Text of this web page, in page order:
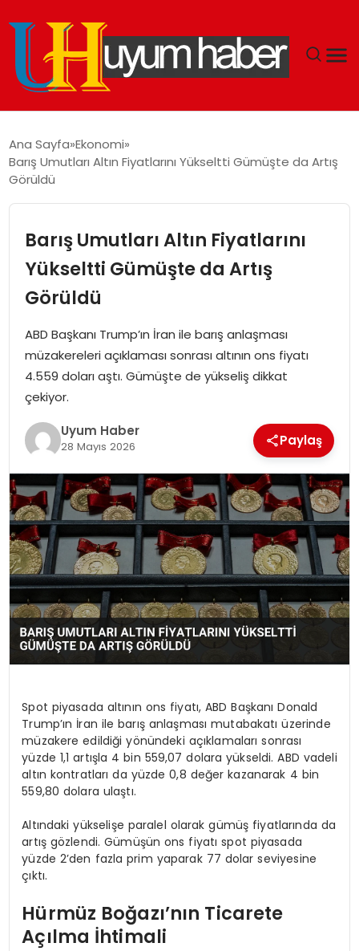
EKONOMI
SPOR
TEKNOLOJI
SAĞLIK
MAGAZIN
Ana Sayfa Ekonomi
Barış Umutları Altın Fiyatlarını Yükseltti Gümüşte da Artış
Görüldü
Barış Umutları Altın Fiyatlarını
Yükseltti Gümüşte da Artış
Görüldü
ABD Başkanı Trump’ın İran ile barış anlaşması
müzakereleri açıklaması sonrası altının ons fiyatı
4.559 doları aştı. Gümüşte de yükseliş dikkat
çekiyor.
Uyum Haber
28 Mayıs 2026 Paylaş
Spot piyasada altının ons fiyatı, ABD Başkanı Donald
Trump’ın İran ile barış anlaşması mutabakatı üzerinde
müzakere edildiği yönündeki açıklamaları sonrası
yüzde 1,1 artışla 4 bin 559,07 dolara yükseldi. ABD vadeli
altın kontratları da yüzde 0,8 değer kazanarak 4 bin
559,80 dolara ulaştı.
Altındaki yükselişe paralel olarak gümüş fiyatlarında da
artış gözlendi. Gümüşün ons fiyatı spot piyasada
yüzde 2’den fazla prim yaparak 77 dolar seviyesine
çıktı.
Hürmüz Boğazı’nın Ticarete
Açılma İhtimali